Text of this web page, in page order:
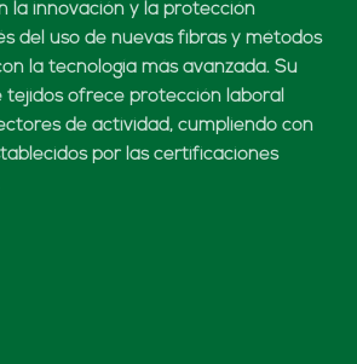
la innovación y la protección
del uso de nuevas fibras y métodos
la tecnología más avanzada. Su
tejidos ofrece protección laboral
de actividad, cumpliendo con
por las certificaciones